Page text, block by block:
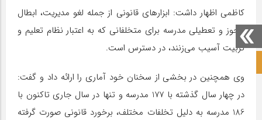
کاظمی اظهار داشت: ابزارهای قانونی از جمله لغو مدیریت، ابطال
مجوز و تعطیلی مدرسه برای متخلفانی که به اعتبار نظام تعلیم و
تربیت آسیب می‌زنند، در دسترس است.
وی همچنین در بخشی از سخنان خود آماری را ارائه داد و گفت:
در چهار سال گذشته با 177 مدرسه و تنها در سال جاری تاکنون با
186 مدرسه به دلیل تخلفات مختلف، برخورد قانونی صورت گرفته